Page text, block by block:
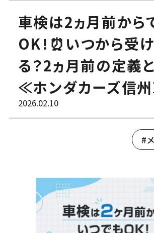
車検は2ヵ月前から
OK！⏰いつから受
る？2ヵ月前の定義
≪ホンダカーズ信
2026.02.10